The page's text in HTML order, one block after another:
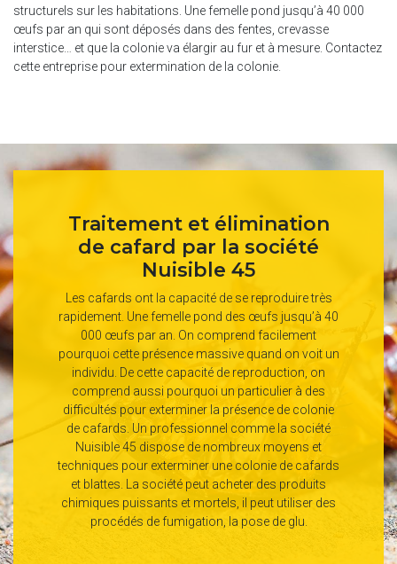
structurels sur les habitations. Une femelle pond jusqu’à 40 000
œufs par an qui sont déposés dans des fentes, crevasse
interstice… et que la colonie va élargir au fur et à mesure. Contactez
cette entreprise pour extermination de la colonie.
Traitement et élimination
de cafard par la société
Nuisible 45
Les cafards ont la capacité de se reproduire très
rapidement. Une femelle pond des œufs jusqu’à 40
000 œufs par an. On comprend facilement
pourquoi cette présence massive quand on voit un
individu. De cette capacité de reproduction, on
comprend aussi pourquoi un particulier à des
difficultés pour exterminer la présence de colonie
de cafards. Un professionnel comme la société
Nuisible 45 dispose de nombreux moyens et
techniques pour exterminer une colonie de cafards
et blattes. La société peut acheter des produits
chimiques puissants et mortels, il peut utiliser des
procédés de fumigation, la pose de glu.